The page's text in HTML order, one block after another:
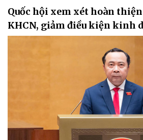
Quốc hội xem xét hoàn
KHCN, giảm điều kiện kinh